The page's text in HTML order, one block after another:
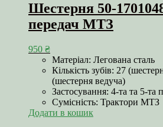
Шестерня 50-
передач МТЗ
950 ₴
Матеріал: Легована сталь
Кількість зубів: 27
(шестерня ведуча)
Застосування: 4-та та 5-та
Сумісність: Трактори МТЗ
Додати в кошик